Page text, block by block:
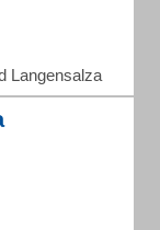
Langensalza